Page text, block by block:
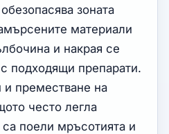
зоната
материали
и накрая се
подходящи препарати.
преместване на
често легла
поели мръсотията и